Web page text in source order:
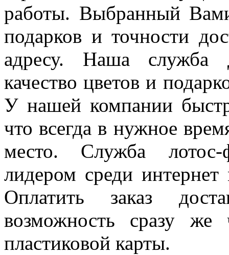
работы. Выбранный
подарков и точности
адресу. Наша служба
качество цветов и
У нашей компании
что всегда в нужное
место. Служба лотос-
лидером среди интернет
Оплатить заказ
возможность сразу же
пластиковой карты.